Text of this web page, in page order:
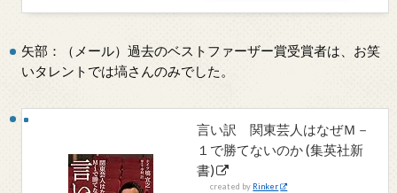
矢部：（メール）過去のベストファーザー賞受賞者は、お笑
いタレントでは塙さんのみでした。
言い訳 関東芸人はなぜＭ－
１で勝てないのか (集英社新
書)
created by Rinker